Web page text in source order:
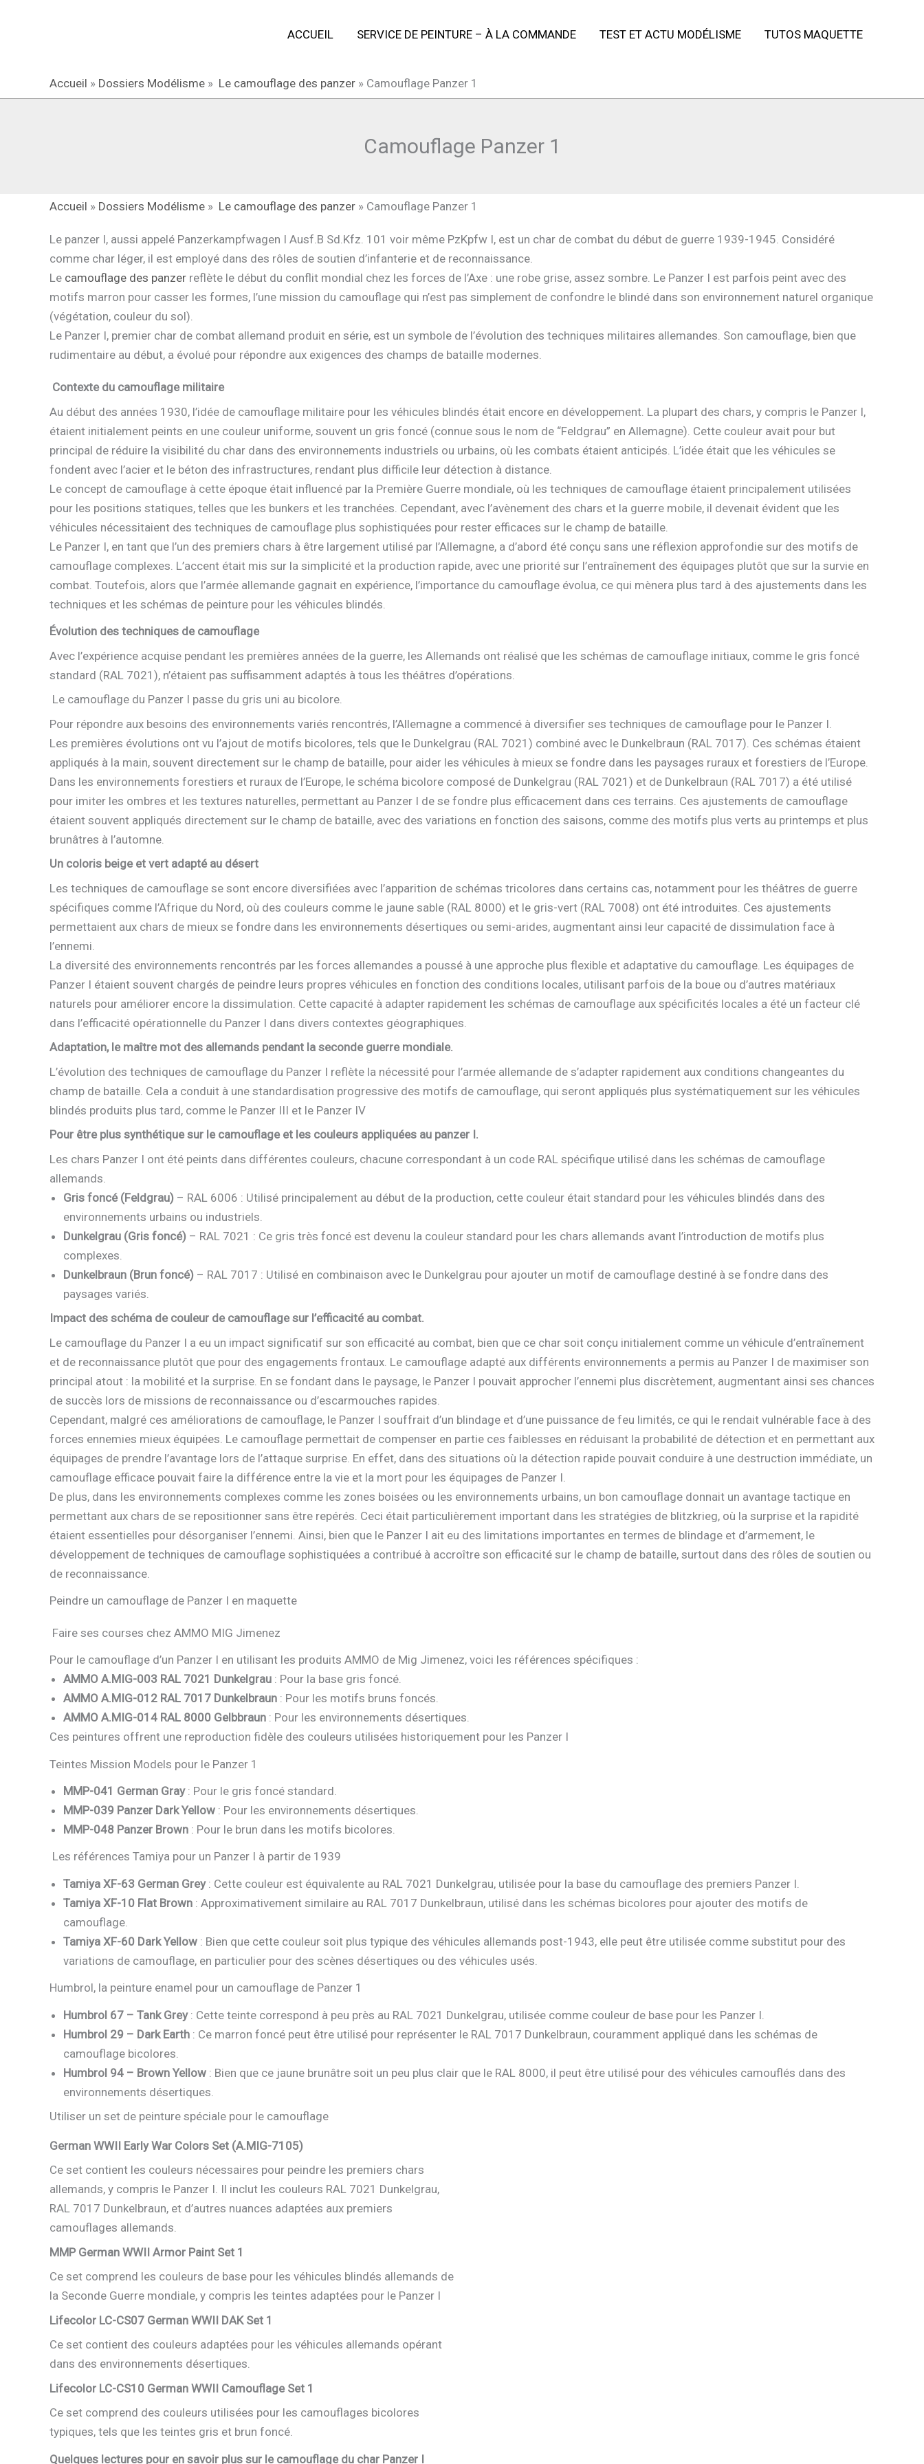
ACCUEIL SERVICE DE PEINTURE – À LA COMMANDE TEST ET ACTU MODÉLISME TUTOS MAQUETTE
Accueil » Dossiers Modélisme » Le camouflage des panzer » Camouflage Panzer 1
Camouflage Panzer 1
Accueil » Dossiers Modélisme » Le camouflage des panzer » Camouflage Panzer 1
Le panzer I, aussi appelé Panzerkampfwagen I Ausf.B Sd.Kfz. 101 voir même PzKpfw I, est un char de combat du début de guerre 1939-1945. Considéré
comme char léger, il est employé dans des rôles de soutien d’infanterie et de reconnaissance.
Le camouflage des panzer reflète le début du conflit mondial chez les forces de l’Axe : une robe grise, assez sombre. Le Panzer I est parfois peint avec des
motifs marron pour casser les formes, l’une mission du camouflage qui n’est pas simplement de confondre le blindé dans son environnement naturel organique
(végétation, couleur du sol).
Le Panzer I, premier char de combat allemand produit en série, est un symbole de l’évolution des techniques militaires allemandes. Son camouflage, bien que
rudimentaire au début, a évolué pour répondre aux exigences des champs de bataille modernes.
Contexte du camouflage militaire
Au début des années 1930, l’idée de camouflage militaire pour les véhicules blindés était encore en développement. La plupart des chars, y compris le Panzer I,
étaient initialement peints en une couleur uniforme, souvent un gris foncé (connue sous le nom de “Feldgrau” en Allemagne). Cette couleur avait pour but
principal de réduire la visibilité du char dans des environnements industriels ou urbains, où les combats étaient anticipés. L’idée était que les véhicules se
fondent avec l’acier et le béton des infrastructures, rendant plus difficile leur détection à distance.
Le concept de camouflage à cette époque était influencé par la Première Guerre mondiale, où les techniques de camouflage étaient principalement utilisées
pour les positions statiques, telles que les bunkers et les tranchées. Cependant, avec l’avènement des chars et la guerre mobile, il devenait évident que les
véhicules nécessitaient des techniques de camouflage plus sophistiquées pour rester efficaces sur le champ de bataille.
Le Panzer I, en tant que l’un des premiers chars à être largement utilisé par l’Allemagne, a d’abord été conçu sans une réflexion approfondie sur des motifs de
camouflage complexes. L’accent était mis sur la simplicité et la production rapide, avec une priorité sur l’entraînement des équipages plutôt que sur la survie en
combat. Toutefois, alors que l’armée allemande gagnait en expérience, l’importance du camouflage évolua, ce qui mènera plus tard à des ajustements dans les
techniques et les schémas de peinture pour les véhicules blindés.
Évolution des techniques de camouflage
Avec l’expérience acquise pendant les premières années de la guerre, les Allemands ont réalisé que les schémas de camouflage initiaux, comme le gris foncé
standard (RAL 7021), n’étaient pas suffisamment adaptés à tous les théâtres d’opérations.
Le camouflage du Panzer I passe du gris uni au bicolore.
Pour répondre aux besoins des environnements variés rencontrés, l’Allemagne a commencé à diversifier ses techniques de camouflage pour le Panzer I.
Les premières évolutions ont vu l’ajout de motifs bicolores, tels que le Dunkelgrau (RAL 7021) combiné avec le Dunkelbraun (RAL 7017). Ces schémas étaient
appliqués à la main, souvent directement sur le champ de bataille, pour aider les véhicules à mieux se fondre dans les paysages ruraux et forestiers de l’Europe.
Dans les environnements forestiers et ruraux de l’Europe, le schéma bicolore composé de Dunkelgrau (RAL 7021) et de Dunkelbraun (RAL 7017) a été utilisé
pour imiter les ombres et les textures naturelles, permettant au Panzer I de se fondre plus efficacement dans ces terrains. Ces ajustements de camouflage
étaient souvent appliqués directement sur le champ de bataille, avec des variations en fonction des saisons, comme des motifs plus verts au printemps et plus
brunâtres à l’automne.
Un coloris beige et vert adapté au désert
Les techniques de camouflage se sont encore diversifiées avec l’apparition de schémas tricolores dans certains cas, notamment pour les théâtres de guerre
spécifiques comme l’Afrique du Nord, où des couleurs comme le jaune sable (RAL 8000) et le gris-vert (RAL 7008) ont été introduites. Ces ajustements
permettaient aux chars de mieux se fondre dans les environnements désertiques ou semi-arides, augmentant ainsi leur capacité de dissimulation face à
l’ennemi.
La diversité des environnements rencontrés par les forces allemandes a poussé à une approche plus flexible et adaptative du camouflage. Les équipages de
Panzer I étaient souvent chargés de peindre leurs propres véhicules en fonction des conditions locales, utilisant parfois de la boue ou d’autres matériaux
naturels pour améliorer encore la dissimulation. Cette capacité à adapter rapidement les schémas de camouflage aux spécificités locales a été un facteur clé
dans l’efficacité opérationnelle du Panzer I dans divers contextes géographiques.
Adaptation, le maître mot des allemands pendant la seconde guerre mondiale.
L’évolution des techniques de camouflage du Panzer I reflète la nécessité pour l’armée allemande de s’adapter rapidement aux conditions changeantes du
champ de bataille. Cela a conduit à une standardisation progressive des motifs de camouflage, qui seront appliqués plus systématiquement sur les véhicules
blindés produits plus tard, comme le Panzer III et le Panzer IV
Pour être plus synthétique sur le camouflage et les couleurs appliquées au panzer I.
Les chars Panzer I ont été peints dans différentes couleurs, chacune correspondant à un code RAL spécifique utilisé dans les schémas de camouflage
allemands.
Gris foncé (Feldgrau) – RAL 6006 : Utilisé principalement au début de la production, cette couleur était standard pour les véhicules blindés dans des
environnements urbains ou industriels.
Dunkelgrau (Gris foncé) – RAL 7021 : Ce gris très foncé est devenu la couleur standard pour les chars allemands avant l’introduction de motifs plus
complexes.
Dunkelbraun (Brun foncé) – RAL 7017 : Utilisé en combinaison avec le Dunkelgrau pour ajouter un motif de camouflage destiné à se fondre dans des
paysages variés.
Impact des schéma de couleur de camouflage sur l’efficacité au combat.
Le camouflage du Panzer I a eu un impact significatif sur son efficacité au combat, bien que ce char soit conçu initialement comme un véhicule d’entraînement
et de reconnaissance plutôt que pour des engagements frontaux. Le camouflage adapté aux différents environnements a permis au Panzer I de maximiser son
principal atout : la mobilité et la surprise. En se fondant dans le paysage, le Panzer I pouvait approcher l’ennemi plus discrètement, augmentant ainsi ses chances
de succès lors de missions de reconnaissance ou d’escarmouches rapides.
Cependant, malgré ces améliorations de camouflage, le Panzer I souffrait d’un blindage et d’une puissance de feu limités, ce qui le rendait vulnérable face à des
forces ennemies mieux équipées. Le camouflage permettait de compenser en partie ces faiblesses en réduisant la probabilité de détection et en permettant aux
équipages de prendre l’avantage lors de l’attaque surprise. En effet, dans des situations où la détection rapide pouvait conduire à une destruction immédiate, un
camouflage efficace pouvait faire la différence entre la vie et la mort pour les équipages de Panzer I.
De plus, dans les environnements complexes comme les zones boisées ou les environnements urbains, un bon camouflage donnait un avantage tactique en
permettant aux chars de se repositionner sans être repérés. Ceci était particulièrement important dans les stratégies de blitzkrieg, où la surprise et la rapidité
étaient essentielles pour désorganiser l’ennemi. Ainsi, bien que le Panzer I ait eu des limitations importantes en termes de blindage et d’armement, le
développement de techniques de camouflage sophistiquées a contribué à accroître son efficacité sur le champ de bataille, surtout dans des rôles de soutien ou
de reconnaissance.
Peindre un camouflage de Panzer I en maquette
Faire ses courses chez AMMO MIG Jimenez
Pour le camouflage d’un Panzer I en utilisant les produits AMMO de Mig Jimenez, voici les références spécifiques :
AMMO A.MIG-003 RAL 7021 Dunkelgrau : Pour la base gris foncé.
AMMO A.MIG-012 RAL 7017 Dunkelbraun : Pour les motifs bruns foncés.
AMMO A.MIG-014 RAL 8000 Gelbbraun : Pour les environnements désertiques.
Ces peintures offrent une reproduction fidèle des couleurs utilisées historiquement pour les Panzer I
Teintes Mission Models pour le Panzer 1
MMP-041 German Gray: Pour le gris foncé standard.
MMP-039 Panzer Dark Yellow : Pour les environnements désertiques.
MMP-048 Panzer Brown : Pour le brun dans les motifs bicolores.
Les références Tamiya pour un Panzer I à partir de 1939
Tamiya XF-63 German Grey: Cette couleur est équivalente au RAL 7021 Dunkelgrau, utilisée pour la base du camouflage des premiers Panzer I.
Tamiya XF-10 Flat Brown : Approximativement similaire au RAL 7017 Dunkelbraun, utilisé dans les schémas bicolores pour ajouter des motifs de
camouflage.
Tamiya XF-60 Dark Yellow : Bien que cette couleur soit plus typique des véhicules allemands post-1943, elle peut être utilisée comme substitut pour des
variations de camouflage, en particulier pour des scènes désertiques ou des véhicules usés.
Humbrol, la peinture enamel pour un camouflage de Panzer 1
Humbrol 67 – Tank Grey: Cette teinte correspond à peu près au RAL 7021 Dunkelgrau, utilisée comme couleur de base pour les Panzer I.
Humbrol 29 – Dark Earth : Ce marron foncé peut être utilisé pour représenter le RAL 7017 Dunkelbraun, couramment appliqué dans les schémas de
camouflage bicolores.
Humbrol 94 – Brown Yellow : Bien que ce jaune brunâtre soit un peu plus clair que le RAL 8000, il peut être utilisé pour des véhicules camouflés dans des
environnements désertiques.
Utiliser un set de peinture spéciale pour le camouflage
German WWII Early War Colors Set (A.MIG-7105)
Ce set contient les couleurs nécessaires pour peindre les premiers chars
allemands, y compris le Panzer I. Il inclut les couleurs RAL 7021 Dunkelgrau,
RAL 7017 Dunkelbraun, et d’autres nuances adaptées aux premiers
camouflages allemands.
MMP German WWII Armor Paint Set 1
Ce set comprend les couleurs de base pour les véhicules blindés allemands de
la Seconde Guerre mondiale, y compris les teintes adaptées pour le Panzer I
Lifecolor LC-CS07 German WWII DAK Set 1
Ce set contient des couleurs adaptées pour les véhicules allemands opérant
dans des environnements désertiques.
Lifecolor LC-CS10 German WWII Camouflage Set 1
Ce set comprend des couleurs utilisées pour les camouflages bicolores
typiques, tels que les teintes gris et brun foncé.
Quelques lectures pour en savoir plus sur le camouflage du char Panzer I